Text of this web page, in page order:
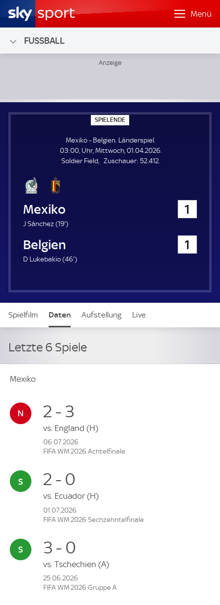
Menü
FUSSBALL
SPIELENDE
P
E
L
E
N
Mexiko - Belgien. Länderspiel.
03:00, Uhr, Mittwoch, 01.04.2026.
Soldier Field
Zuschauer: Z
52.412.
Mexiko 1
J Sánchez (19'1
.
i
t
e
)
Belgien 1
D Lukebakio (46'4
t
)
Spielfilm Daten Aufstellung Live
Letzte 6 Spiele
Mexiko
2 - 3
vs. England (H)
06.07.2026
FIFA WM 2026 Achtelfinale
2 - 0
vs. Ecuador (H)
01.07.2026
FIFA WM 2026 Sechzehntelfinale
3 - 0
vs. Tschechien (A)
25.06.2026
FIFA WM 2026 Gruppe A